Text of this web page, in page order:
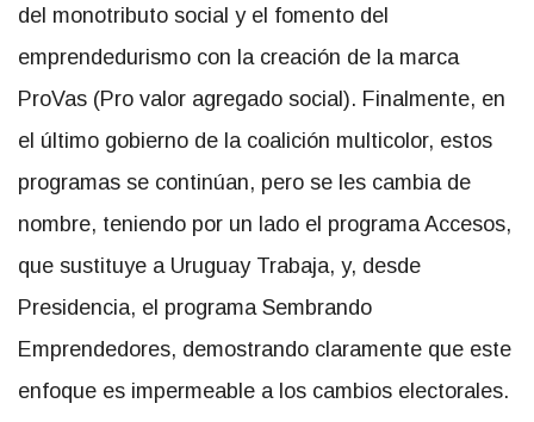
del monotributo social y el fomento del
emprendedurismo con la creación de la marca
ProVas (Pro valor agregado social). Finalmente, en
el último gobierno de la coalición multicolor, estos
programas se continúan, pero se les cambia de
nombre, teniendo por un lado el programa Accesos,
que sustituye a Uruguay Trabaja, y, desde
Presidencia, el programa Sembrando
Emprendedores, demostrando claramente que este
enfoque es impermeable a los cambios electorales.